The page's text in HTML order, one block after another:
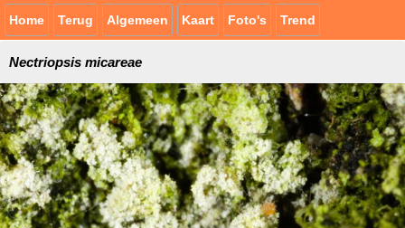
Home Terug Algemeen Kaart Foto's Trend
Nectriopsis micareae